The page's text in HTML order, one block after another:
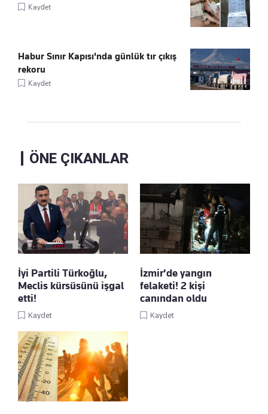
Kaydet
Habur Sınır Kapısı'nda günlük tır çıkış
rekoru
Kaydet
ÖNE ÇIKANLAR
İyi Partili Türkoğlu,
Meclis kürsüsünü işgal
etti!
Kaydet
İzmir'de yangın
felaketi! 2 kişi
canından oldu
Kaydet